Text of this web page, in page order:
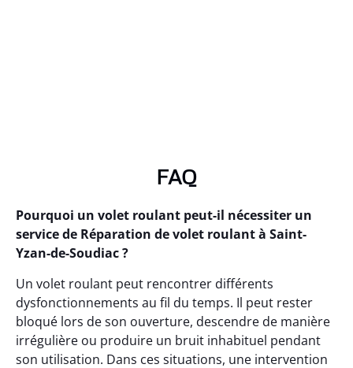
FAQ
Pourquoi un volet roulant peut-il nécessiter un
service de Réparation de volet roulant à Saint-
Yzan-de-Soudiac ?
Un volet roulant peut rencontrer différents
dysfonctionnements au fil du temps. Il peut rester
bloqué lors de son ouverture, descendre de manière
irrégulière ou produire un bruit inhabituel pendant
son utilisation. Dans ces situations, une intervention